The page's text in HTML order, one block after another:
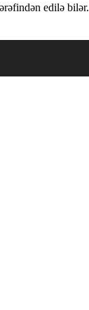
edilə bilər.